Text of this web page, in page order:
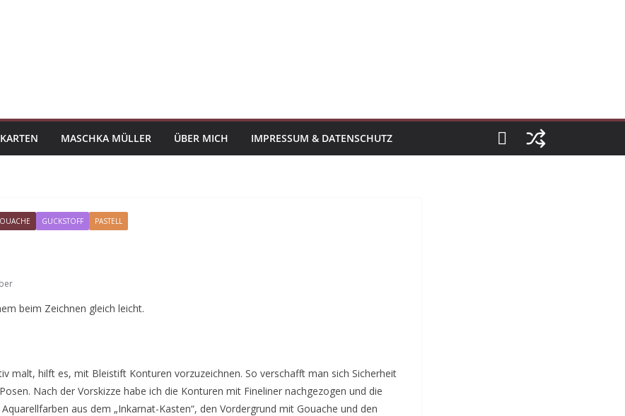
MASCHKA MÜLLER ÜBER MICH IMPRESSUM & DATENSCHUTZ
GUCKSTOFF PASTELL
beim Zeichnen gleich leicht.
malt, hilft es, mit Bleistift Konturen vorzuzeichnen. So verschafft man sich Sicherheit
Nach der Vorskizze habe ich die Konturen mit Fineliner nachgezogen und die
aus dem „Inkarnat-Kasten“, den Vordergrund mit Gouache und den